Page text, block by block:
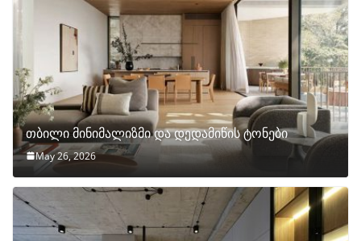
თბილი მინიმალიზმი და დედამიწის ტონები
May 26, 2026